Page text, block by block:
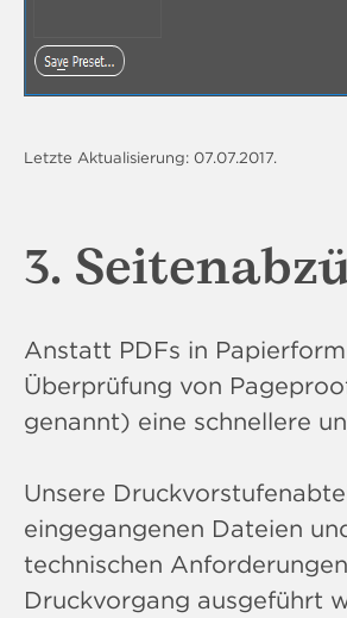
Letzte Aktualisierung: 07.07.2017.
3.
Anstatt PDFs in
Überprüfung von
genannt) eine schnellere
Unsere
eingegangenen Dateien
technischen
Druckvorgang ausgeführt